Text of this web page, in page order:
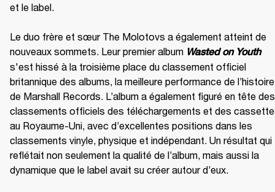
et le label.
Le duo frère et sœur The Molotovs a également atteint de
nouveaux sommets. Leur premier album Wasted on Youth
s'est hissé à la troisième place du classement officiel
britannique des albums, la meilleure performance de l’histoire
de Marshall Records. L’album a également figuré en tête des
classements officiels des téléchargements et des
au Royaume-Uni, avec d’excellentes positions dans les
classements vinyle, physique et indépendant. Un résultat qui
reflétait non seulement la qualité de l’album, mais aussi la
dynamique que le label avait su créer autour d’eux.